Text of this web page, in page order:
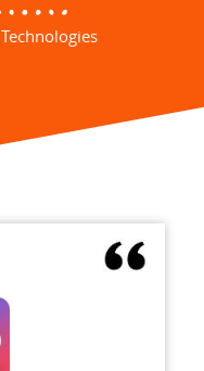
Technologies